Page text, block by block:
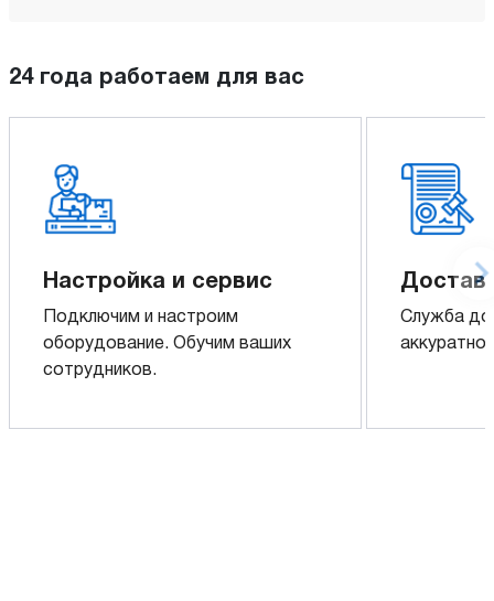
24 года работаем для вас
Настройка и сервис
Подключим и настроим
оборудование. Обучим ваших
сотрудников.
Служба
аккуратно